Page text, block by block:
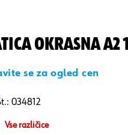
OKRASNA A2
se za ogled cen
034812
Vse različice